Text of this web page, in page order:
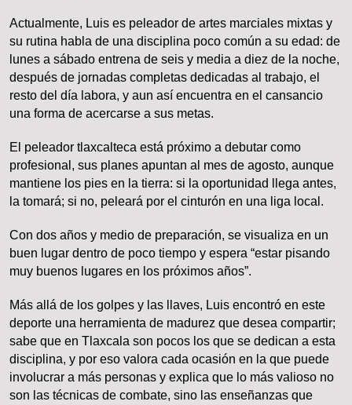
Actualmente, Luis es peleador de artes marciales mixtas y
su rutina habla de una disciplina poco común a su edad: de
lunes a sábado entrena de seis y media a diez de la noche,
después de jornadas completas dedicadas al trabajo, el
resto del día labora, y aun así encuentra en el cansancio
una forma de acercarse a sus metas.
El peleador tlaxcalteca está próximo a debutar como
profesional, sus planes apuntan al mes de agosto, aunque
mantiene los pies en la tierra: si la oportunidad llega antes,
la tomará; si no, peleará por el cinturón en una liga local.
Con dos años y medio de preparación, se visualiza en un
buen lugar dentro de poco tiempo y espera “estar pisando
muy buenos lugares en los próximos años”.
Más allá de los golpes y las llaves, Luis encontró en este
deporte una herramienta de madurez que desea compartir;
sabe que en Tlaxcala son pocos los que se dedican a esta
disciplina, y por eso valora cada ocasión en la que puede
involucrar a más personas y explica que lo más valioso no
son las técnicas de combate, sino las enseñanzas que